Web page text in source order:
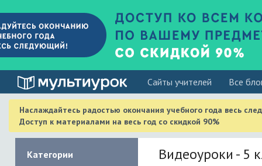
Cайты учителей Все
Наслаждайтесь радостью окончания учебного года весь
Доступ к материалами на весь год со скидкой 90%
Категории Видеоуроки - 5